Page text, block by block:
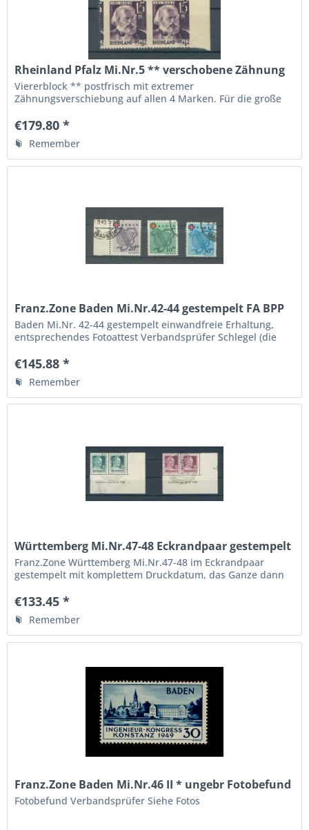
Rheinland Pfalz Mi.Nr.5 ** verschobene Zähnung
Viererblock ** postfrisch mit extremer
Zähnungsverschiebung auf allen 4 Marken. Für die große
€179.80 *
Remember
Franz.Zone Baden Mi.Nr.42-44 gestempelt FA BPP
einwand
Baden Mi.Nr. 42-44 gestempelt einwandfreie Erhaltung,
entsprechendes Fotoattest Verbandsprüfer Schlegel (die
gegangen !) Siehe Fotos
€145.88 *
Remember
Württemberg Mi.Nr.47-48 Eckrandpaar gestempelt
Druckda
Franz.Zone Württemberg Mi.Nr.47-48 im Eckrandpaar
gestempelt mit komplettem Druckdatum, das Ganze dann
Verbandsprüfer Hans Dieter Schlegel Siehe Fotos
€133.45 *
Remember
Franz.Zone Baden Mi.Nr.46 II * ungebr Fotobefund
BPP
Fotobefund Verbandsprüfer Siehe Fotos